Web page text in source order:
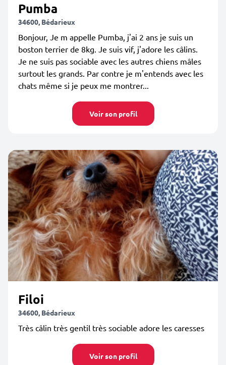
Pumba
34600, Bédarieux
Bonjour, Je m appelle Pumba, j'ai 2 ans je suis un
boston terrier de 8kg. Je suis vif, j'adore les câlins.
Je ne suis pas sociable avec les autres chiens mâles
surtout les grands. Par contre je m'entends avec les
chats même si je peux me montrer...
Voir son profil
Filoi
34600, Bédarieux
Très câlin très gentil très sociable adore les caresses
Voir son profil